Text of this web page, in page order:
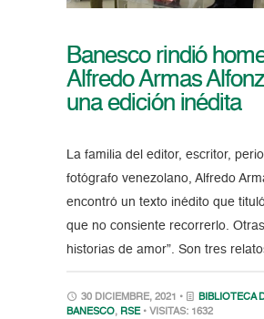
Banesco rindió
Alfredo Armas
una edición inédita
La familia del editor, escritor,
fotógrafo venezolano, Alfredo
encontró un texto inédito que
que no consiente recorrerlo.
historias de amor”. Son tres
30 DICIEMBRE, 2021 •
BIBLIOTECA
BANESCO, RSE • VISITAS: 1632